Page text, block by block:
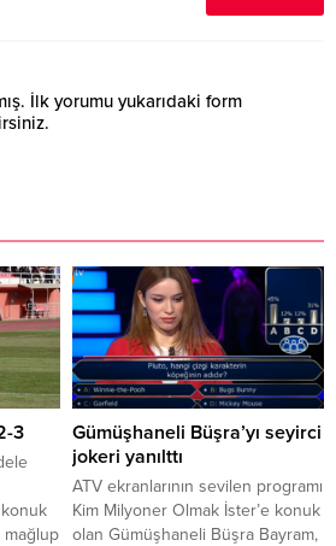
İlk yorumu yukarıdaki form
3
konuk
mağlup
Gümüşhaneli Büşra’yı seyirci
jokeri yanılttı
ATV ekranlarının sevilen programı
Kim Milyoner Olmak İster’e konuk
olan Gümüşhaneli Büşra Bayram,